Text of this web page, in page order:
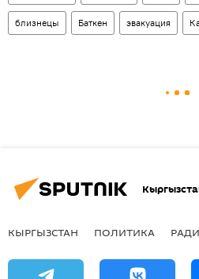
близнецы Баткен эвакуация
КЫРГЫЗСТАН ПОЛИТИКА